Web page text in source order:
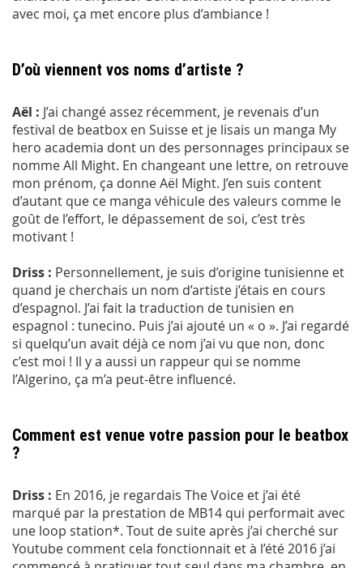
avec moi, ça met encore plus d’ambiance !
D’où viennent vos noms d’artiste ?
Aël : J’ai changé assez récemment, je revenais d’un
festival de beatbox en Suisse et je lisais un manga My
hero academia dont un des personnages principaux se
nomme All Might. En changeant une lettre, on retrouve
mon prénom, ça donne Aël Might. J’en suis content
d’autant que ce manga véhicule des valeurs comme le
goût de l’effort, le dépassement de soi, c’est très
motivant !
Driss : Personnellement, je suis d’origine tunisienne et
quand je cherchais un nom d’artiste j’étais en cours
d’espagnol. J’ai fait la traduction de tunisien en
espagnol : tunecino. Puis j’ai ajouté un « o ». J’ai regardé
si quelqu’un avait déjà ce nom j’ai vu que non, donc
c’est moi ! Il y a aussi un rappeur qui se nomme
l’Algerino, ça m’a peut-être influencé.
Comment est venue votre passion pour le beatbox
?
Driss : En 2016, je regardais The Voice et j’ai été
marqué par la prestation de MB14 qui performait avec
une loop station*. Tout de suite après j’ai cherché sur
Youtube comment cela fonctionnait et à l’été 2016 j’ai